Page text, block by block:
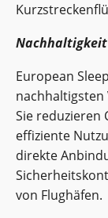
European
Sie reduzieren
effiziente
direkte
von Flughäfen.